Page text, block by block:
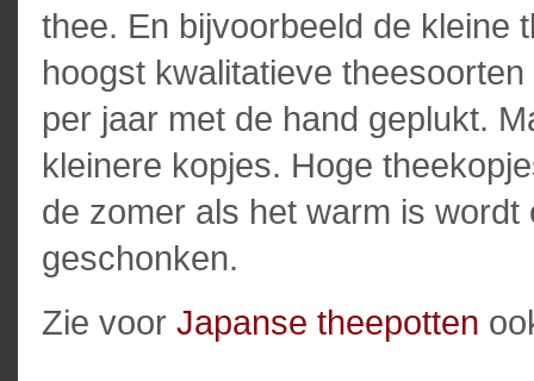
thee. En bijvoorbeeld de kleine
hoogst kwalitatieve
per jaar met de hand geplukt.
kleinere kopjes. Hoge
de zomer als het warm is
geschonken.
Zie voor Japanse theepotten